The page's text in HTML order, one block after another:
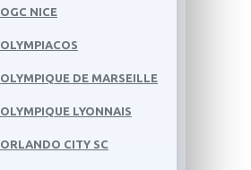
OGC NICE
OLYMPIACOS
OLYMPIQUE DE MARSEILLE
OLYMPIQUE LYONNAIS
ORLANDO CITY SC